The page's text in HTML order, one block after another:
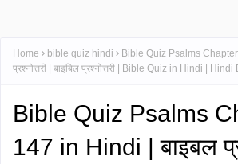
Home bible quiz hindi
Bible Quiz Psalms
प्रश्नोत्तरी | बाइबिल प्रश्नोत्तरी | Bible Quiz in Hindi |
Bible Quiz Psalms
147 in Hindi | बाइबल